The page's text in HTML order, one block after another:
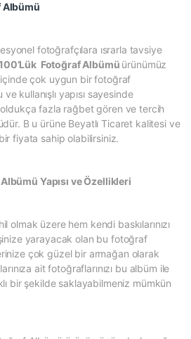
Albümü
fotoğrafçılara ısrarla tavsiye
Fotoğraf Albümü ürünümüz
çok uygun bir fotoğraf
kullanışlı yapısı sayesinde
fazla rağbet gören ve tercih
B u ürüne Beyatlı Ticaret kalitesi ve
fiyata sahip olabilirsiniz.
Yapısı ve Özellikleri
olmak üzere hem kendi baskılarınızı
yarayacak olan bu fotoğraf
çok güzel bir armağan olarak
ait fotoğraflarınızı bu albüm ile
bir şekilde saklayabilmeniz mümkün